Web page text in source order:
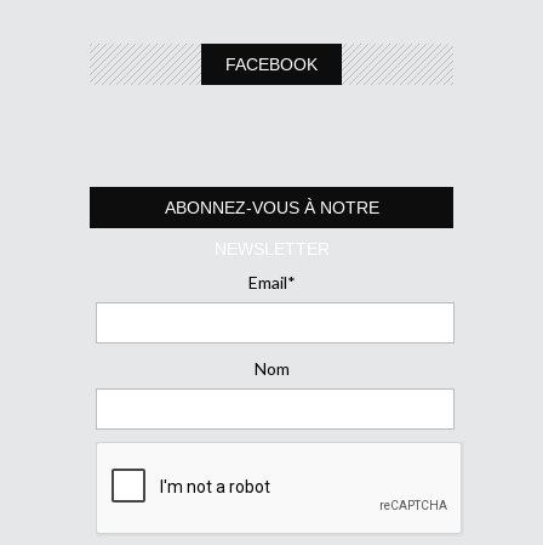
FACEBOOK
ABONNEZ-VOUS À NOTRE
NEWSLETTER
Email*
Nom